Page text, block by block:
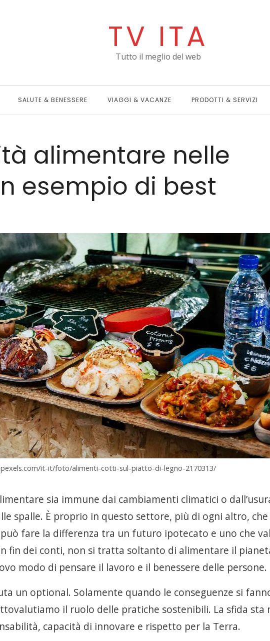
TV ITA
Tutto il meglio del web
SALUTE & BENESSERE VIAGGI & VACANZE PRODOTTI & SERVIZI
alimentare nelle
esempio di best
it-it/foto/alimenti-cotti-sul-piatto-di-legno-2170313/
sia immune dai cambiamenti climatici o
spalle. È proprio in questo settore, più di ogni altro, che
può fare la differenza tra un futuro ipotecato e uno che
fin dei conti, non si tratta soltanto di alimentare il
modo di pensare il lavoro e il benessere delle persone.
un optional. Solamente quando le conseguenze si
il ruolo delle pratiche sostenibili. La sfida sta
capacità di innovare e rispetto per la Terra.